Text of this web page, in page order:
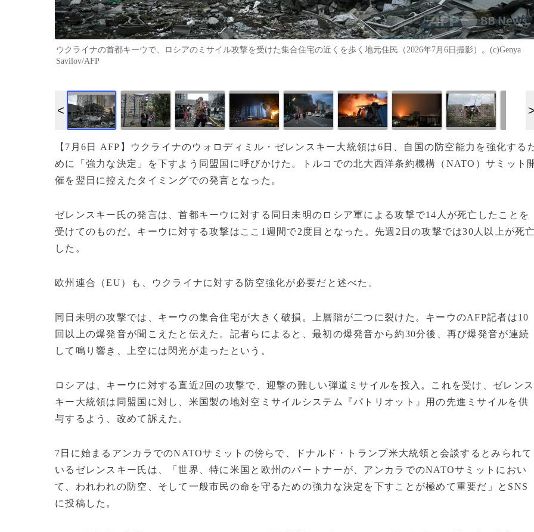
ウクライナの首都キーウで、ロシアのミサイル攻撃を受けた集合住宅の近くを歩く地元住民（2026年7月6日撮影）。(c)Genya
Savilov/AFP
【7月6日 AFP】ウクライナのウォロディミル・ゼレンスキー大統領は6日、自国の防空能力を強化する
めに「強力な決定」を下すよう同盟国に呼びかけた。トルコでの北大西洋条約機構（NATO）サミット
催を翌日に控えたタイミングでの発言となった。
ゼレンスキー氏の発言は、首都キーウに対する同日未明のロシア軍による攻撃で14人が死亡したことを
受けてのものだ。キーウに対する攻撃はここ1週間で2度目となった。先週2日の攻撃では30人以上が死
した。
欧州連合（EU）も、ウクライナに対する防空強化が必要だと述べた。
同日未明の攻撃では、キーウの集合住宅が大きく破損。上層階が二つに裂けた。キーウのAFP記者は10
回以上の爆発音が聞こえたと伝えた。記者らによると、最初の爆発音から約30分後、再び爆発音が連続
して鳴り響き、上空には閃光が走ったという。
ロシアは、キーウに対する直近2回の攻撃で、迎撃の難しい弾道ミサイルを投入。これを受け、ゼレンス
キー大統領は同盟国に対し、米国製の地対空ミサイルシステム『パトリオット』用の先進ミサイルを供
与するよう、改めて訴えた。
7日に始まるアンカラでのNATOサミットの傍らで、ドナルド・トランプ米大統領と会談するとみられて
いるゼレンスキー氏は、「世界、特に米国と欧州のパートナーが、アンカラでのNATOサミットにおい
て、われわれの防空、そして一般市民の命を守るための強力な決定を下すことが極めて重要だ」とSNS
に投稿した。